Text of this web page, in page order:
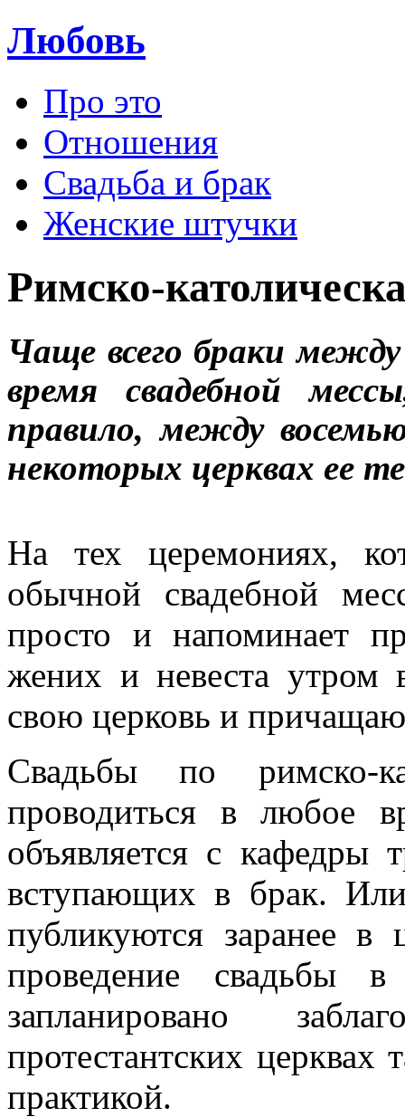
Любовь
Про это
Отношения
Свадьба и брак
Женские штучки
Римско-
Чаще всего браки
время свадебной
правило, между
некоторых церквах ее
На тех церемониях,
обычной свадебной
просто и напоминает
жених и невеста утром
свою церковь и
Свадьбы по римско-
проводиться в любое
объявляется с кафедры
вступающих в брак.
публикуются заранее в
проведение свадьбы
запланировано
протестантских церквах
практикой.